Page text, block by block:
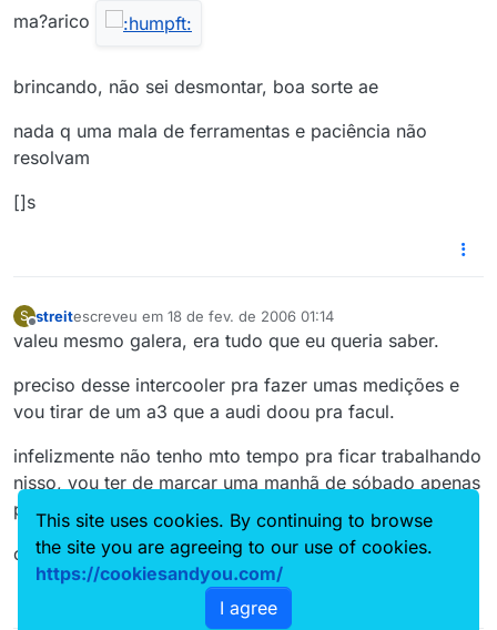
ma?arico
brincando, não sei desmontar, boa sorte ae
nada q uma mala de ferramentas e paciência não
resolvam
[]s
S
Offline
streitescreveu em 18 de fev. de 2006 01:14
última edição por
valeu mesmo galera, era tudo que eu queria saber.
preciso desse intercooler pra fazer umas medições e
vou tirar de um a3 que a audi doou pra facul.
infelizmente não tenho mto tempo pra ficar trabalhando
nisso, vou ter de marcar uma manhã de sóbado apenas
para realizar o serviço. vamos ver no que vai dar.
obrigado. abraços.
This site uses cookies. By continuing to browse
the site you are agreeing to our use of cookies.
https://cookiesandyou.com/
I agree